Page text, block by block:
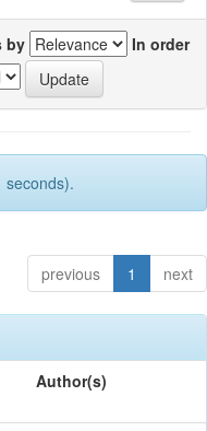
by
In order
seconds).
previous 1 next
Author(s)